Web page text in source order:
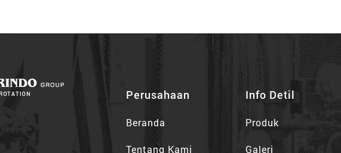
Perusahaan
Beranda
Tentang Kami
Info Detil
Produk
Galeri